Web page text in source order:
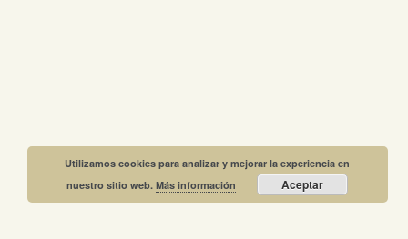
Utilizamos cookies para analizar y mejorar la experiencia en
nuestro sitio web.Más información Aceptar